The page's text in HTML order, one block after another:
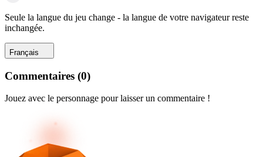
Seule la langue du jeu change - la langue de votre navigateur reste
inchangée.
Français
Commentaires (0)
Jouez avec le personnage pour laisser un commentaire !